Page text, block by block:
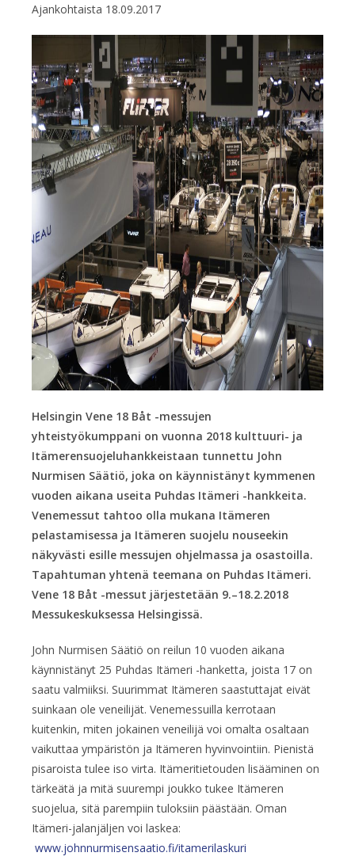
Ajankohtaista 18.09.2017
Helsingin Vene 18 Båt -messujen
yhteistyökumppani on vuonna 2018 kulttuuri- ja
Itämerensuojeluhankkeistaan tunnettu John
Nurmisen Säätiö, joka on käynnistänyt kymmenen
vuoden aikana useita Puhdas Itämeri -hankkeita.
Venemessut tahtoo olla mukana Itämeren
pelastamisessa ja Itämeren suojelu nouseekin
näkyvästi esille messujen ohjelmassa ja osastoilla.
Tapahtuman yhtenä teemana on Puhdas Itämeri.
Vene 18 Båt -messut järjestetään 9.–18.2.2018
Messukeskuksessa Helsingissä.
John Nurmisen Säätiö on reilun 10 vuoden aikana
käynnistänyt 25 Puhdas Itämeri -hanketta, joista 17 on
saatu valmiiksi. Suurimmat Itämeren saastuttajat eivät
suinkaan ole veneilijät. Venemessuilla kerrotaan
kuitenkin, miten jokainen veneilijä voi omalta osaltaan
vaikuttaa ympäristön ja Itämeren hyvinvointiin. Pienistä
pisaroista tulee iso virta. Itämeritietouden lisääminen on
tärkeätä ja mitä suurempi joukko tukee Itämeren
suojelua, sitä parempiin tuloksiin päästään. Oman
Itämeri-jalanjäljen voi laskea:
www.johnnurmisensaatio.fi/itamerilaskuri